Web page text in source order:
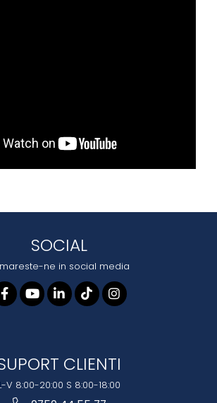
SOCIAL
ne in social media
CLIENTI
V 8:00-20:00 S 8:00-18:00